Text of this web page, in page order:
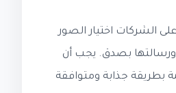
الشركات اختيار الصور
بصدق. يجب أن
جذابة ومتوافقة